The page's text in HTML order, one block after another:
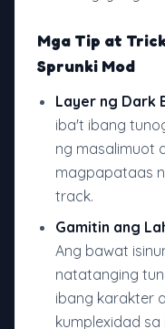
Mga Tip at
Sprunki Mod
Layer ng Dark
iba't ibang
ng masalimuot
magpapataas
track.
Gamitin ang
Ang bawat
natatanging
ibang karakter
kumplexidad sa